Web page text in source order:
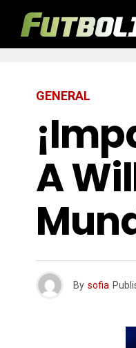
GENERAL
A
By sofia